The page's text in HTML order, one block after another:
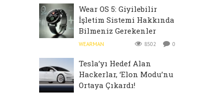
Wear OS 5: Giyilebilir
İşletim Sistemi Hakkında
Bilmeniz Gerekenler
WEARMAN 8502 0
Tesla’yı Hedef Alan
Hackerlar, ‘Elon Modu’nu
Ortaya Çıkardı!